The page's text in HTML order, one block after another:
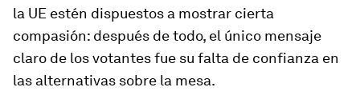
la UE estén dispuestos a mostrar cierta
compasión: después de todo, el único mensaje
claro de los votantes fue su falta de confianza en
las alternativas sobre la mesa.